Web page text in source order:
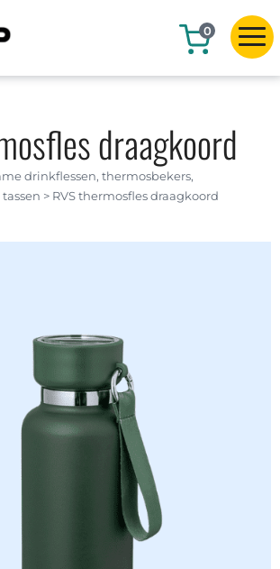
0
drinkflessen, thermosbekers,
> RVS thermosfles draagkoord
draagkoord